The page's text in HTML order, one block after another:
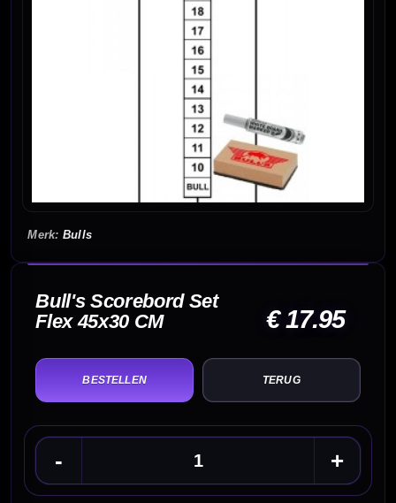
Bulls
Bull's Scorebord Set
Flex 45x30 CM
€ 17.95
TERUG
- +